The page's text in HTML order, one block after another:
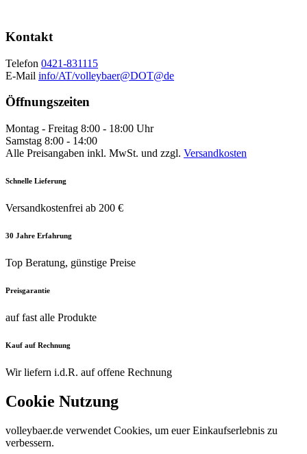
Kontakt
Telefon 0421-831115
E-Mail info/AT/volleybaer@DOT@de
Öffnungszeiten
Montag - Freitag 8:00 - 18:00 Uhr
Samstag 8:00 - 14:00
Alle Preisangaben inkl. MwSt. und zzgl. Versandkosten
Schnelle Lieferung
Versandkostenfrei ab 200 €
30 Jahre Erfahrung
Top Beratung, günstige Preise
Preisgarantie
auf fast alle Produkte
Kauf auf Rechnung
Wir liefern i.d.R. auf offene Rechnung
Cookie Nutzung
volleybaer.de verwendet Cookies, um euer Einkaufserlebnis zu
verbessern.